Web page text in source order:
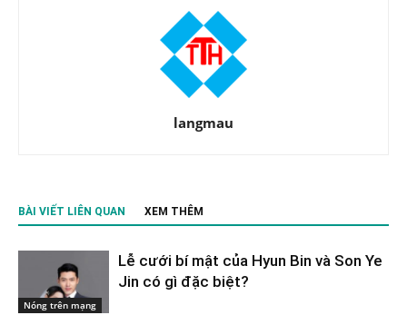
langmau
BÀI VIẾT LIÊN QUAN XEM THÊM
Nóng trên mạng
Lễ cưới bí mật của Hyun Bin và Son Ye
Jin có gì đặc biệt?